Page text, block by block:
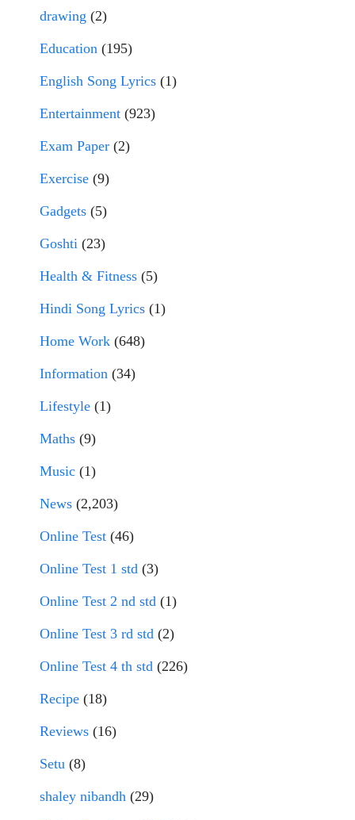
drawing (2)
Education (195)
English Song Lyrics (1)
Entertainment (923)
Exam Paper (2)
Exercise (9)
Gadgets (5)
Goshti (23)
Health & Fitness (5)
Hindi Song Lyrics (1)
Home Work (648)
Information (34)
Lifestyle (1)
Maths (9)
Music (1)
News (2,203)
Online Test (46)
Online Test 1 std (3)
Online Test 2 nd std (1)
Online Test 3 rd std (2)
Online Test 4 th std (226)
Recipe (18)
Reviews (16)
Setu (8)
shaley nibandh (29)